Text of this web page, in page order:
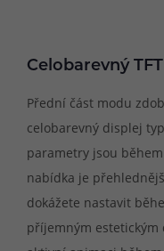
Celobarevný
Přední část modu
celobarevný displej
parametry jsou
nabídka je
dokážete nastavit
příjemným estetickým